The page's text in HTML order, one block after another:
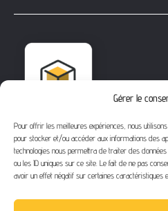
Gérer le
Pour offrir les meilleures expériences, nous
pour stocker et/ou accéder aux informations des
technologies nous permettra de traiter des
ou les ID uniques sur ce site. Le fait de ne pas
avoir un effet négatif sur certaines caractéristiques
1112 Bd Fernand Darchicourt
62110 Hénin-Beaumont